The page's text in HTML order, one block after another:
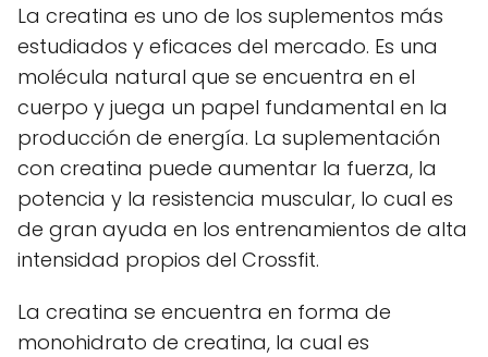
La creatina es uno de los suplementos más
estudiados y eficaces del mercado. Es una
molécula natural que se encuentra en el
cuerpo y juega un papel fundamental en la
producción de energía. La suplementación
con creatina puede aumentar la fuerza, la
potencia y la resistencia muscular, lo cual es
de gran ayuda en los entrenamientos de alta
intensidad propios del Crossfit.
La creatina se encuentra en forma de
monohidrato de creatina, la cual es